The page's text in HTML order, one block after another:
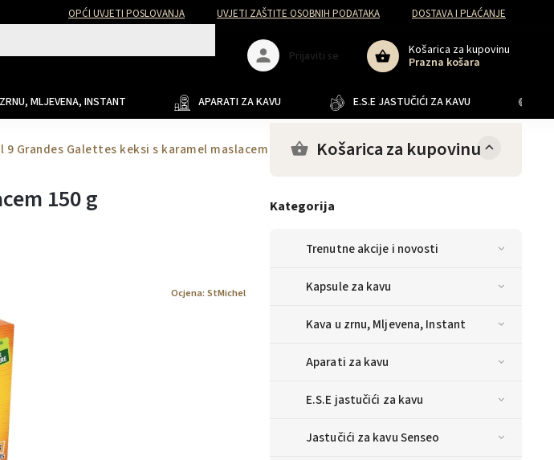
OPĆI UVJETI POSLOVANJA UVJETI ZAŠTITE OSOBNIH PODATAKA
DOSTAVA I PLAĆANJE
Košarica za kupovinu
Prazna košara
Prijaviti se
MLJEVENA, INSTANT APARATI ZA KAVU E.S.E JASTUČIĆI ZA KAVU
9 Grandes Galettes keksi s karamel maslacem 150 g Košarica za kupovinu
Kategorija
Trenutne akcije i novosti
Kapsule za kavu
Kava u zrnu, Mljevena, Instant
Aparati za kavu
E.S.E jastučići za kavu
Jastučići za kavu Senseo
150 g
Ocjena: StMichel